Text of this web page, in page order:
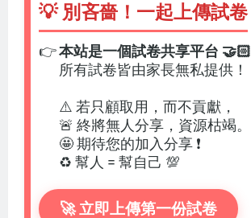
💡 別吝嗇！一起上傳試卷
本站是一個試卷共享平台 🤝🏻
👉
所有試卷皆由家長無私提供！
⚠️ 若只顧取用，而不貢獻，
🚨 終將無人分享，資源枯竭。
🤩 期待您的加入分享 ❗
♻️ 幫人 = 幫自己 💯
🚀 立即上傳第一份試卷